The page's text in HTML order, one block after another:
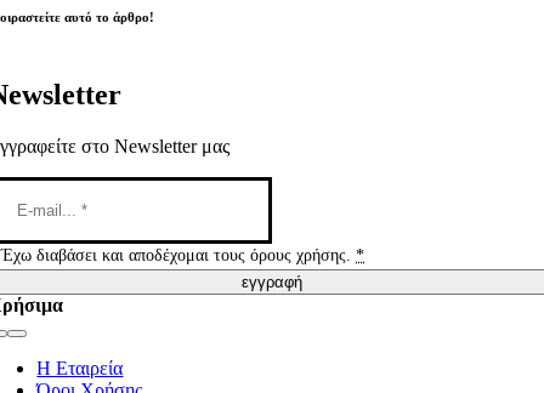
αυτό το άρθρο!
στο Newsletter μας
Έχω διαβάσει και αποδέχομαι τους όρους χρήσης.*
εγγραφή
Η Εταιρεία